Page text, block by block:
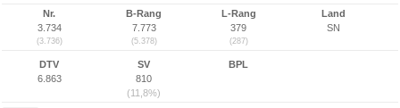
Nr.
3.734
(3.736)
B-Rang
7.773
(5.378)
L-Rang
379
(287)
Land
SN
DTV
6.863
SV
810
(11,8%)
BPL